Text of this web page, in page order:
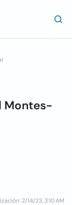
Montes-
2/14/23, 3:10 AM